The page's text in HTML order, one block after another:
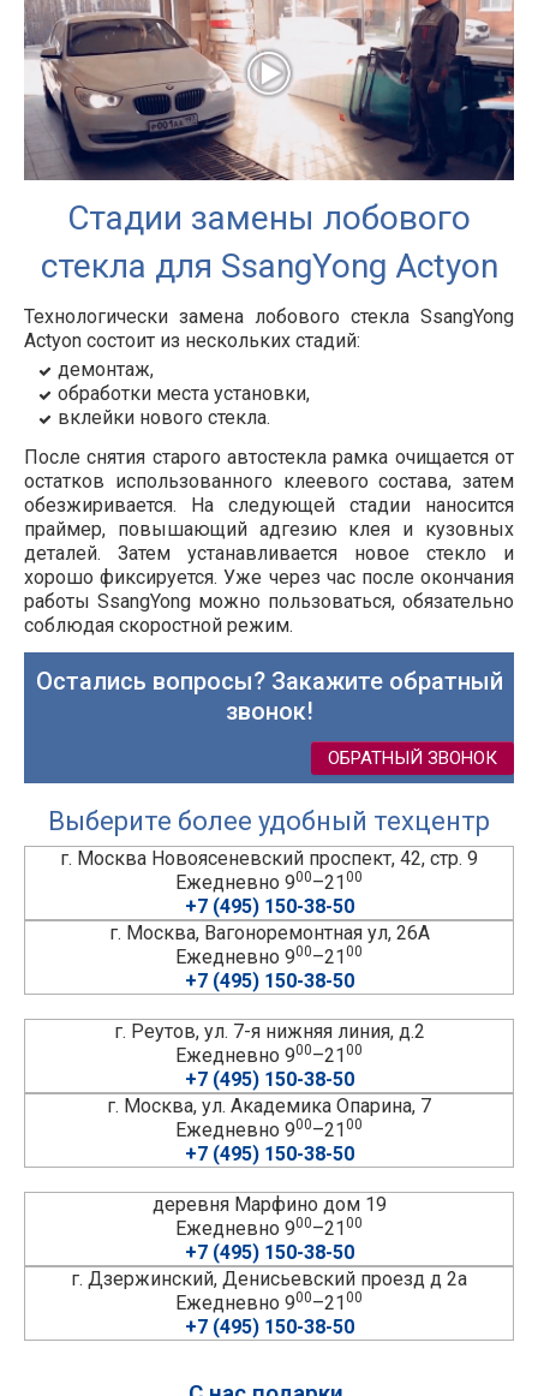
Стадии замены лобового
стекла для SsangYong Actyon
Технологически замена лобового стекла SsangYong
Actyon состоит из нескольких стадий:
демонтаж,
обработки места установки,
вклейки нового стекла.
После снятия старого автостекла рамка очищается от
остатков использованного клеевого состава, затем
обезжиривается. На следующей стадии наносится
праймер, повышающий адгезию клея и кузовных
деталей. Затем устанавливается новое стекло и
хорошо фиксируется. Уже через час после окончания
работы SsangYong можно пользоваться, обязательно
соблюдая скоростной режим.
Остались вопросы? Закажите обратный
звонок!
ОБРАТНЫЙ ЗВОНОК
Выберите более удобный техцентр
г. Москва Новоясеневский проспект, 42, стр. 9
Ежедневно 900–2100
+7 (495) 150-38-50
г. Москва, Вагоноремонтная ул, 26А
Ежедневно 900–2100
+7 (495) 150-38-50
г. Реутов, ул. 7-я нижняя линия, д.2
Ежедневно 900–2100
+7 (495) 150-38-50
г. Москва, ул. Академика Опарина, 7
Ежедневно 900–2100
+7 (495) 150-38-50
деревня Марфино дом 19
Ежедневно 900–2100
+7 (495) 150-38-50
г. Дзержинский, Денисьевский проезд д 2а
Ежедневно 900–2100
+7 (495) 150-38-50